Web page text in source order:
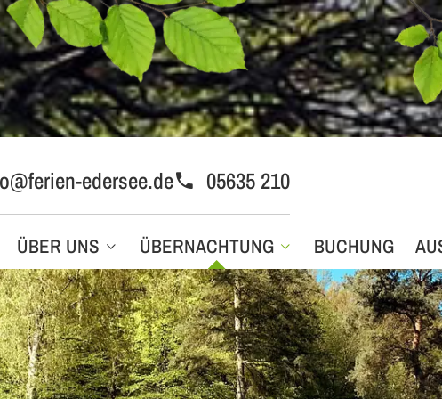
edersee.de 05635 210
ÜBER UNS
Unser Gästebuch
Bewertungsformular
ÜBERNACHTUNG
Gruppenhaus 1
Gruppenhaus 2
BUCHUNG